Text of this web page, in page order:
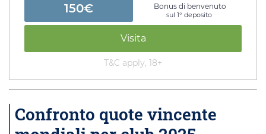
150€ Bonus di benvenuto
sul 1° deposito
Visita
T&C apply, 18+
Confronto quote vincente